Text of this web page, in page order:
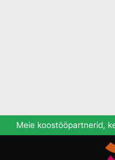
Meie koostööpartnerid,